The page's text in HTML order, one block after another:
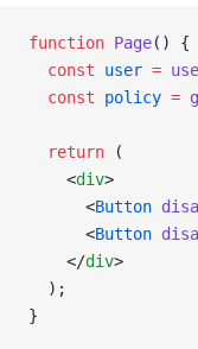
function Page() {
  const
user =
  const
policy =
  return
(
    <
div>
      <
Button
      <
Button
    </
div>
  );
}